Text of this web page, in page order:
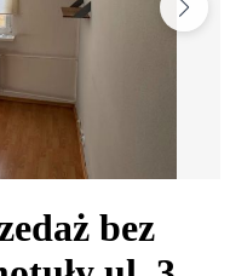
bez